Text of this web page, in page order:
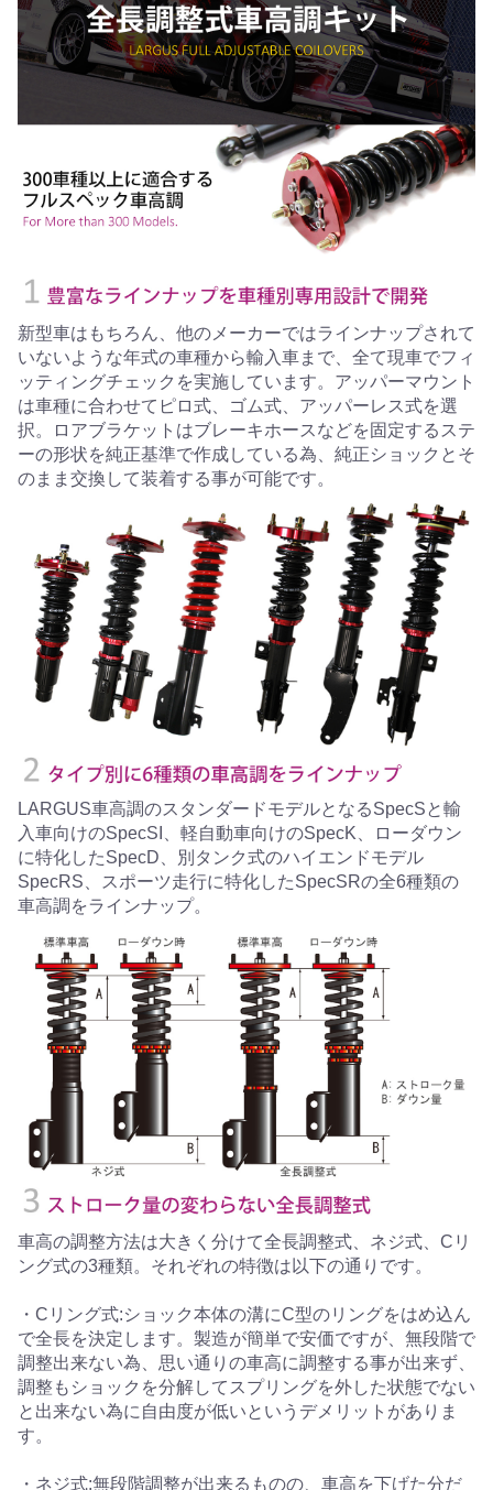
新型車はもちろん、他のメーカーではラインナップされて
いないような年式の車種から輸入車まで、全て現車でフィ
ッティングチェックを実施しています。アッパーマウント
は車種に合わせてピロ式、ゴム式、アッパーレス式を選
択。ロアブラケットはブレーキホースなどを固定するステ
ーの形状を純正基準で作成している為、純正ショックとそ
のまま交換して装着する事が可能です。
LARGUS車高調のスタンダードモデルとなるSpecSと輸
入車向けのSpecSI、軽自動車向けのSpecK、ローダウン
に特化したSpecD、別タンク式のハイエンドモデル
SpecRS、スポーツ走行に特化したSpecSRの全6種類の
車高調をラインナップ。
車高の調整方法は大きく分けて全長調整式、ネジ式、Cリ
ング式の3種類。それぞれの特徴は以下の通りです。
・Cリング式:ショック本体の溝にC型のリングをはめ込ん
で全長を決定します。製造が簡単で安価ですが、無段階で
調整出来ない為、思い通りの車高に調整する事が出来ず、
調整もショックを分解してスプリングを外した状態でない
と出来ない為に自由度が低いというデメリットがありま
す。
・ネジ式:無段階調整が出来るものの、車高を下げた分だ